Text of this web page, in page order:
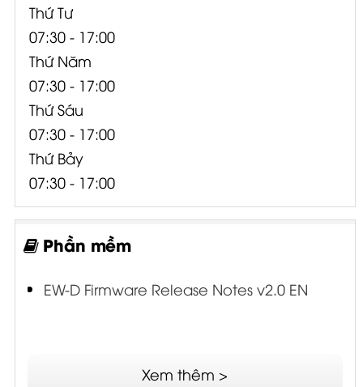
Thứ Tư
07:30 - 17:00
Thứ Năm
07:30 - 17:00
Thứ Sáu
07:30 - 17:00
Thứ Bảy
07:30 - 17:00
Phần mềm
EW-D Firmware Release Notes v2.0 EN
Xem thêm >